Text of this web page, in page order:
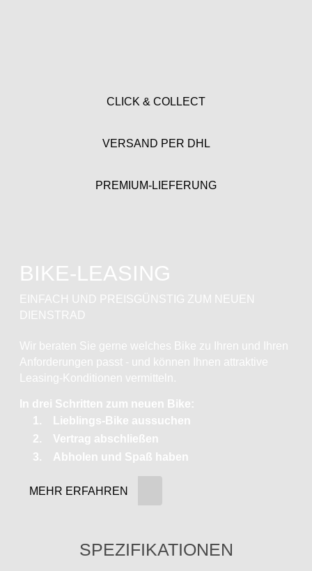
CLICK & COLLECT
VERSAND PER DHL
PREMIUM-LIEFERUNG
BIKE-LEASING
EINFACH UND PREISGÜNSTIG ZUM NEUEN
DIENSTRAD
Wir beraten Sie gerne welches Bike zu Ihren und Ihren
Anforderungen passt - und können Ihnen attraktive
Leasing-Konditionen vermitteln.
In drei Schritten zum neuen Bike:
Lieblings-Bike aussuchen
Vertrag abschließen
Abholen und Spaß haben
MEHR ERFAHREN
SPEZIFIKATIONEN